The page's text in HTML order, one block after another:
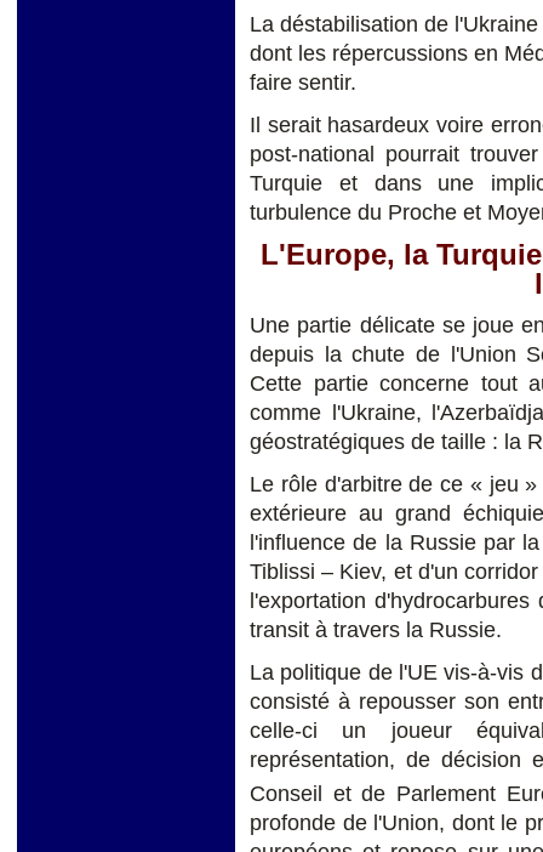
La déstabilisation de
dont les répercussions en
faire sentir.
Il serait hasardeux voire
post-national pourrait
Turquie et dans une
turbulence du Proche et
L'Europe, la
Une partie délicate se joue
depuis la chute de l'Union
Cette partie concerne tout
comme l'Ukraine,
géostratégiques de taille : la
Le rôle d'arbitre de ce « jeu
extérieure au grand
l'influence de la Russie par
Tiblissi – Kiev, et d'un
l'exportation
transit à travers la Russie.
La politique de l'UE vis-à-vis
consisté à repousser son
celle-ci un joueur
représentation, de décision
Conseil et de Parlement
profonde de l'Union, dont le